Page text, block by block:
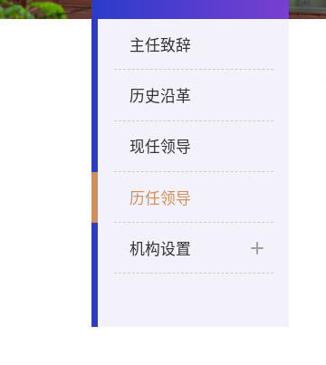
主任致辞
历史沿革
现任领导
历任领导
机构设置